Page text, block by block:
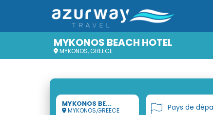
MYKONOS BEACH HOTEL
MYKONOS, GREECE
MYKONOS BE...
MYKONOS,GREECE Pays de